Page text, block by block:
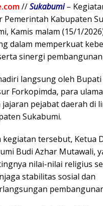
//Sukabumi–
Pemerintah Kabupaten
Kamis malam (15/1/
dalam memperkuat
sinergi
langsung oleh Bupati
Forkopimda, para
pejabat daerah di
Sukabumi.
tersebut, Ketua
Budi Azhar Mutawali,
nilai-nilai religius
stabilitas sosial dan